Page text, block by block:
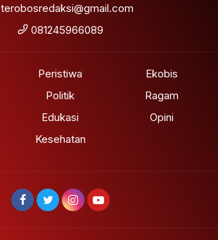
terobosredaksi@gmail.com
081245966089
Peristiwa
Politik
Edukasi
Kesehatan
Ekobis
Ragam
Opini